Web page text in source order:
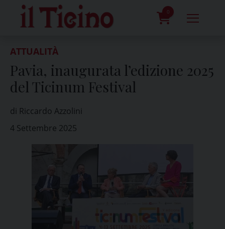
content
0
ATTUALITÀ
Pavia, inaugurata l’edizione 2025
del Ticinum Festival
di Riccardo Azzolini
4 Settembre 2025